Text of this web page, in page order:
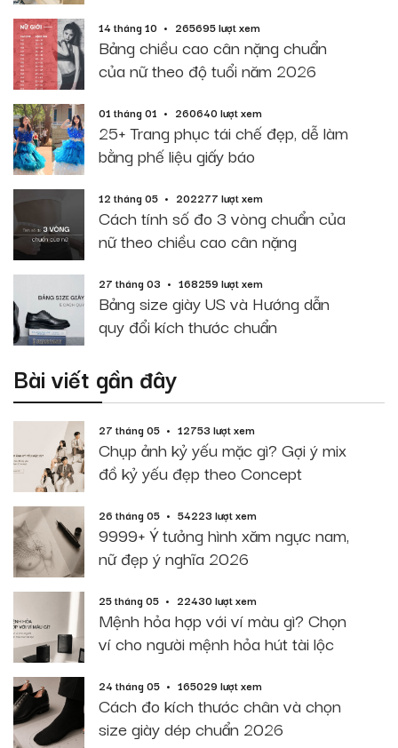
14 tháng 10 265695 lượt xem
Bảng chiều cao cân nặng chuẩn
của nữ theo độ tuổi năm 2026
01 tháng 01 260640 lượt xem
25+ Trang phục tái chế đẹp, dễ làm
bằng phế liệu giấy báo
12 tháng 05 202277 lượt xem
Cách tính số đo 3 vòng chuẩn của
nữ theo chiều cao cân nặng
27 tháng 03 168259 lượt xem
Bảng size giày US và Hướng dẫn
quy đổi kích thước chuẩn
Bài viết gần đây
27 tháng 05 12753 lượt xem
Chụp ảnh kỷ yếu mặc gì? Gợi ý mix
đồ kỷ yếu đẹp theo Concept
26 tháng 05 54223 lượt xem
9999+ Ý tưởng hình xăm ngực nam,
nữ đẹp ý nghĩa 2026
25 tháng 05 22430 lượt xem
Mệnh hỏa hợp với ví màu gì? Chọn
ví cho người mệnh hỏa hút tài lộc
24 tháng 05 165029 lượt xem
Cách đo kích thước chân và chọn
size giày dép chuẩn 2026